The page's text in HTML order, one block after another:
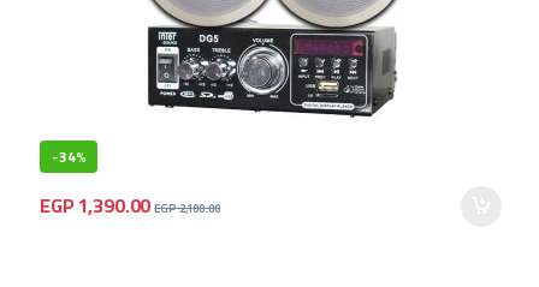
-34%
EGP1,390.00EGP2,100.00